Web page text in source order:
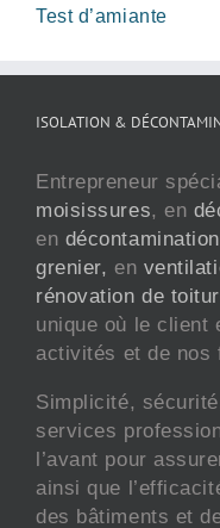
Test d’amiante
ISOLATION &
Entrepreneur
moisissures, en
en
grenier, en
rénovation de
unique où le client
activités et de nos
Simplicité,
services
l’avant pour
ainsi que
des bâtiments et